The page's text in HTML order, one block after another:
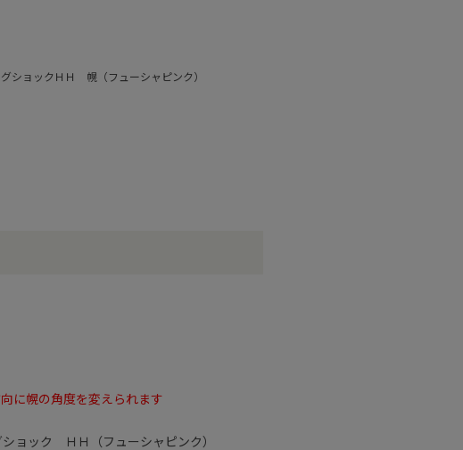
ョックＨＨ 幌（フューシャピンク）
に幌の角度を変えられます
ック ＨＨ（フューシャピンク）